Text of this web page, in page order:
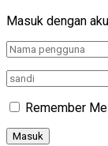
Masuk dengan
Remember Me